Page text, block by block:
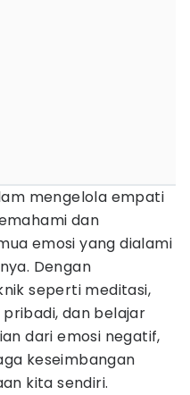
mengelola empati
dan
emosi yang dialami
Dengan
seperti meditasi,
dan belajar
dari emosi negatif,
keseimbangan
kita sendiri.